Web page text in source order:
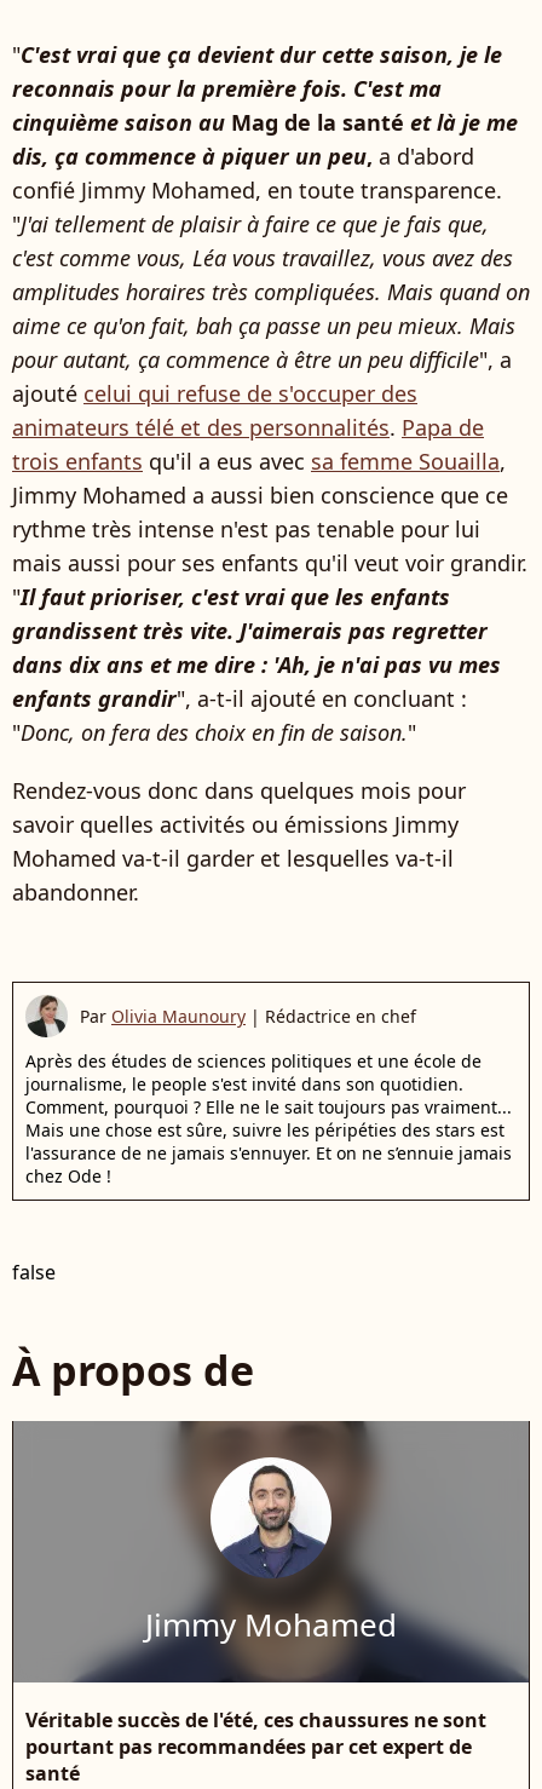
"C'est vrai que ça devient dur cette saison, je le
reconnais pour la première fois. C'est ma
cinquième saison au Mag de la santé et là je me
dis, ça commence à piquer un peu, a d'abord
confié Jimmy Mohamed, en toute transparence.
"J'ai tellement de plaisir à faire ce que je fais que,
c'est comme vous, Léa vous travaillez, vous avez des
amplitudes horaires très compliquées. Mais quand on
aime ce qu'on fait, bah ça passe un peu mieux. Mais
pour autant, ça commence à être un peu difficile", a
ajouté celui qui refuse de s'occuper des
animateurs télé et des personnalités. Papa de
trois enfants qu'il a eus avec sa femme Souailla,
Jimmy Mohamed a aussi bien conscience que ce
rythme très intense n'est pas tenable pour lui
mais aussi pour ses enfants qu'il veut voir grandir.
"Il faut prioriser, c'est vrai que les enfants
grandissent très vite. J'aimerais pas regretter
dans dix ans et me dire : 'Ah, je n'ai pas vu mes
enfants grandir", a-t-il ajouté en concluant :
"Donc, on fera des choix en fin de saison."
Rendez-vous donc dans quelques mois pour
savoir quelles activités ou émissions Jimmy
Mohamed va-t-il garder et lesquelles va-t-il
abandonner.
Par Olivia Maunoury | Rédactrice en chef
Après des études de sciences politiques et une école de
journalisme, le people s'est invité dans son quotidien.
Comment, pourquoi ? Elle ne le sait toujours pas vraiment...
Mais une chose est sûre, suivre les péripéties des stars est
l'assurance de ne jamais s'ennuyer. Et on ne s’ennuie jamais
chez Ode !
false
À propos de
Jimmy Mohamed
Véritable succès de l'été, ces chaussures ne sont
pourtant pas recommandées par cet expert de
santé